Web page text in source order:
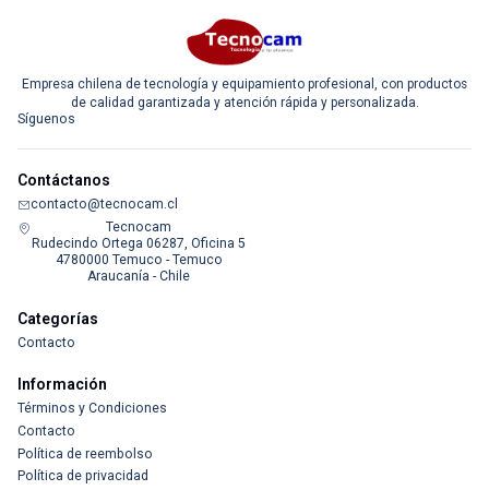
Empresa chilena de tecnología y equipamiento profesional, con productos
de calidad garantizada y atención rápida y personalizada.
Síguenos
Contáctanos
contacto@tecnocam.cl
Tecnocam
Rudecindo Ortega 06287, Oficina 5
4780000 Temuco - Temuco
Araucanía - Chile
Categorías
Contacto
Información
Términos y Condiciones
Contacto
Política de reembolso
Política de privacidad